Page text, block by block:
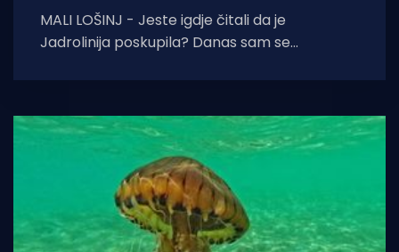
MALI LOŠINJ - Jeste igdje čitali da je
Jadrolinija poskupila? Danas sam se
me